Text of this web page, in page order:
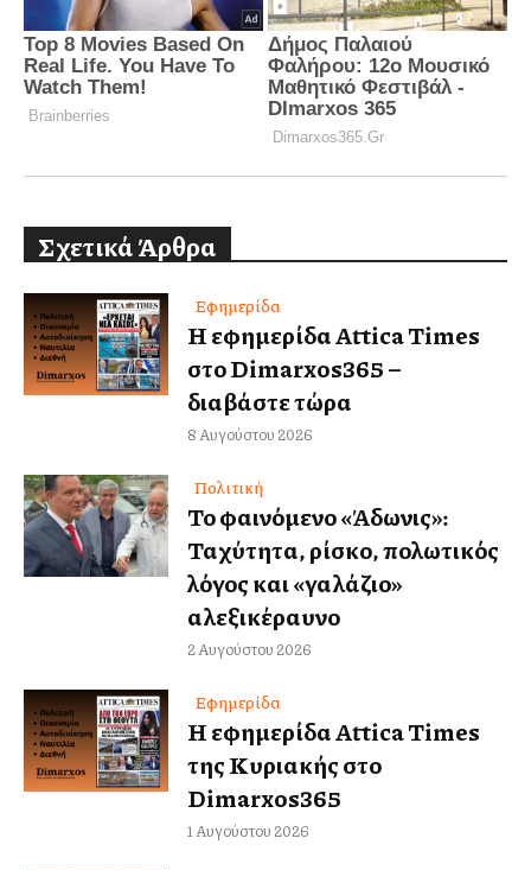
Σχετικά Άρθρα
Εφημερίδα
Η εφημερίδα Attica Times
στο Dimarxos365 –
διαβάστε τώρα
8 Αυγούστου 2026
Πολιτική
Το φαινόμενο «Άδωνις»:
Ταχύτητα, ρίσκο, πολωτικός
λόγος και «γαλάζιο»
αλεξικέραυνο
2 Αυγούστου 2026
Εφημερίδα
Η εφημερίδα Attica Times
της Κυριακής στο
Dimarxos365
1 Αυγούστου 2026